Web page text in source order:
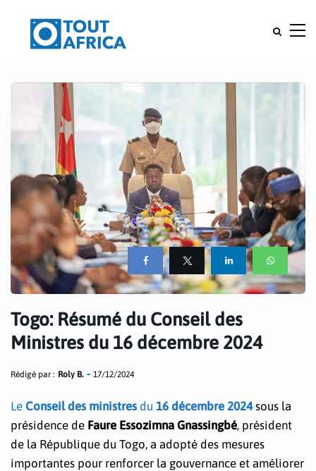
Togo: Résumé du Conseil des
Ministres du 16 décembre 2024
Rédigé par : Roly B. 17/12/2024
Le Conseil des ministres du 16 décembre 2024sous la
présidence de Faure Essozimna Gnassingbé, président
de la République du Togo, a adopté des mesures
importantes pour renforcer la gouvernance et améliorer